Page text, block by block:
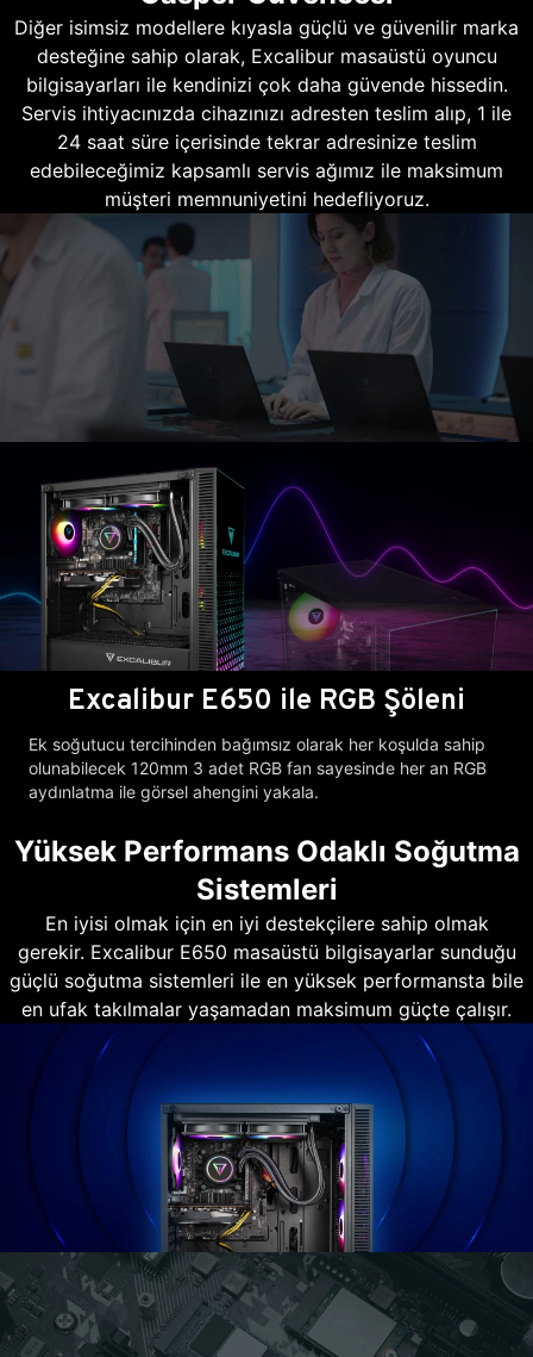
Diğer isimsiz modellere kıyasla güçlü ve güvenilir marka
desteğine sahip olarak, Excalibur masaüstü oyuncu
bilgisayarları ile kendinizi çok daha güvende hissedin.
Servis ihtiyacınızda cihazınızı adresten teslim alıp, 1 ile
24 saat süre içerisinde tekrar adresinize teslim
edebileceğimiz kapsamlı servis ağımız ile maksimum
müşteri memnuniyetini hedefliyoruz.
Excalibur E650 ile RGB Şöleni
Ek soğutucu tercihinden bağımsız olarak her koşulda sahip
olunabilecek 120mm 3 adet RGB fan sayesinde her an RGB
aydınlatma ile görsel ahengini yakala.
Yüksek Performans Odaklı Soğutma
Sistemleri
En iyisi olmak için en iyi destekçilere sahip olmak
gerekir. Excalibur E650 masaüstü bilgisayarlar sunduğu
güçlü soğutma sistemleri ile en yüksek performansta bile
en ufak takılmalar yaşamadan maksimum güçte çalışır.